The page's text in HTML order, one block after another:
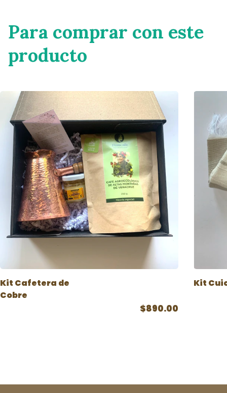
Para comprar con este
producto
Kit Cafetera de
Cobre
$890.00
Kit